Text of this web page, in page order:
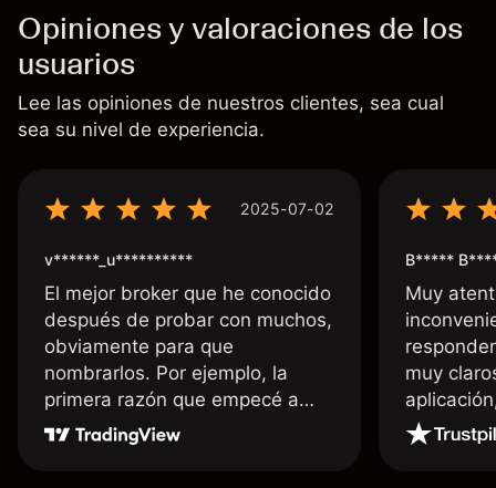
Opiniones y valoraciones de los
usuarios
Lee las opiniones de nuestros clientes, sea cual
sea su nivel de experiencia.
2025-07-02
v******_u**********
El mejor broker que he conocido
después de probar con muchos,
obviamente para que
nombrarlos. Por ejemplo, la
primera razón que empecé a
usar Capital fue la llegada de mi
dinero de inmediato a mi cuenta
B*****
Muy
muy